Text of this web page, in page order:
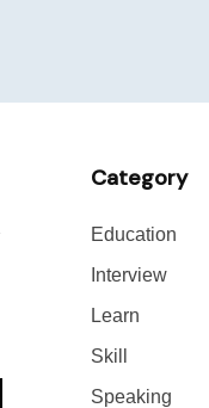
Category
Education
Interview
Learn
Skill
Speaking